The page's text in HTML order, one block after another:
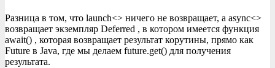
Разница в том, что launch<> ничего не возвращает, а async<>
возвращает экземпляр Deferred , в котором имеется функция
await() , которая возвращает результат корутины, прямо как
Future в Java, где мы делаем future.get() для получения
результата.